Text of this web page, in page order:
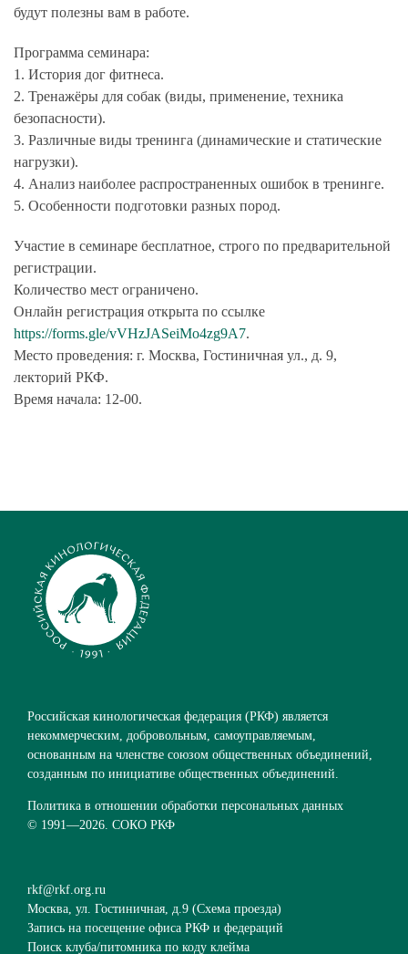
будут полезны вам в работе.
Программа семинара:
1. История дог фитнеса.
2. Тренажёры для собак (виды, применение, техника
безопасности).
3. Различные виды тренинга (динамические и статические
нагрузки).
4. Анализ наиболее распространенных ошибок в тренинге.
5. Особенности подготовки разных пород.
Участие в семинаре бесплатное, строго по предварительной
регистрации.
Количество мест ограничено.
Онлайн регистрация открыта по ссылке
https://forms.gle/vVHzJASeiMo4zg9A7.
Место проведения: г. Москва, Гостиничная ул., д. 9,
лекторий РКФ.
Время начала: 12-00.
Российская кинологическая федерация (РКФ) является
некоммерческим, добровольным, самоуправляемым,
основанным на членстве союзом общественных объединений,
созданным по инициативе общественных объединений.
Политика в отношении обработки персональных данных
© 1991—2026. СОКО РКФ
rkf@rkf.org.ru
Москва, ул. Гостиничная, д.9 (Схема проезда)
Запись на посещение офиса РКФ и федераций
Поиск клуба/питомника по коду клейма